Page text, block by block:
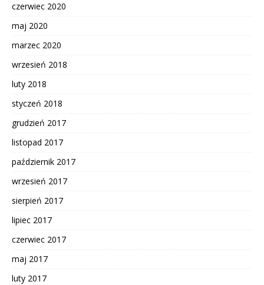
czerwiec 2020
maj 2020
marzec 2020
wrzesień 2018
luty 2018
styczeń 2018
grudzień 2017
listopad 2017
październik 2017
wrzesień 2017
sierpień 2017
lipiec 2017
czerwiec 2017
maj 2017
luty 2017